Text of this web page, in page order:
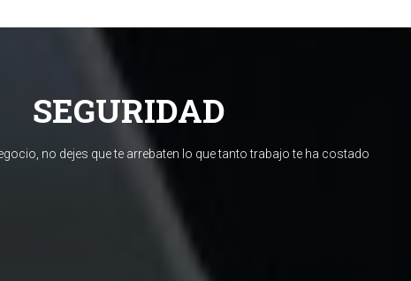
SEGURIDAD
no dejes que te arrebaten lo que tanto trabajo te ha costado